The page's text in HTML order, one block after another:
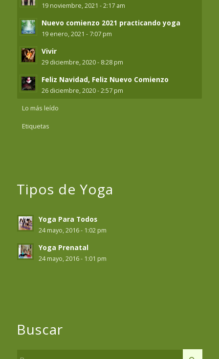
19 noviembre, 2021 - 2:17 am
Nuevo comienzo 2021 practicando yoga
19 enero, 2021 - 7:07 pm
Vivir
29 diciembre, 2020 - 8:28 pm
Feliz Navidad, Feliz Nuevo Comienzo
26 diciembre, 2020 - 2:57 pm
Lo más leído
Etiquetas
Tipos de Yoga
Yoga Para Todos
24 mayo, 2016 - 1:02 pm
Yoga Prenatal
24 mayo, 2016 - 1:01 pm
Buscar